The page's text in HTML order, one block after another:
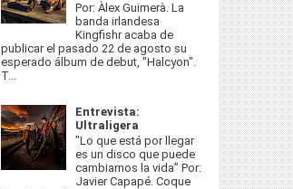
Por: Àlex Guimerà. La
banda irlandesa
Kingfishr acaba de
publicar el pasado 22 de agosto su
esperado álbum de debut, "Halcyon".
T...
Entrevista:
Ultraligera
"Lo que está por llegar
es un disco que puede
cambiarnos la vida” Por:
Javier Capapé. Coque